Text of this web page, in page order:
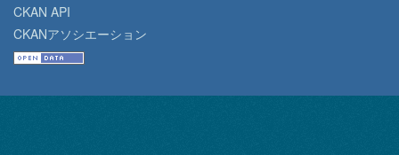
CKAN API
CKANアソシエーション